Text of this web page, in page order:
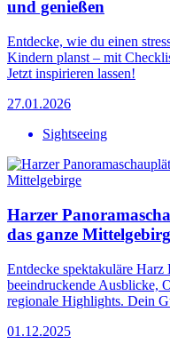
und genießen
Entdecke, wie du einen
Kindern planst – mit
Jetzt inspirieren lassen!
27.01.2026
Sightseeing
Harzer
das ganze
Entdecke spektakuläre Harz
beeindruckende Ausblicke,
regionale Highlights. Dein
01.12.2025